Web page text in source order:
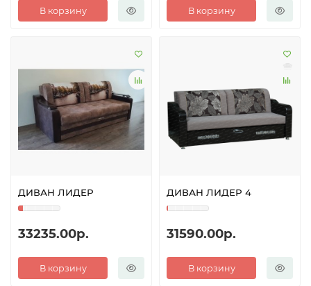
В корзину В корзину
ДИВАН ЛИДЕР
33235.00р.
В корзину
ДИВАН ЛИДЕР 4
31590.00р.
В корзину